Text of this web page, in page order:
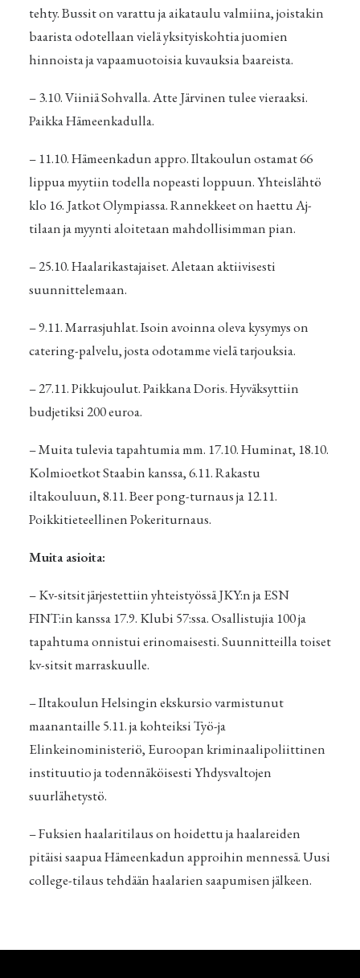
tehty. Bussit on varattu ja aikataulu valmiina, joistakin
baarista odotellaan vielä yksityiskohtia juomien
hinnoista ja vapaamuotoisia kuvauksia baareista.
– 3.10. Viiniä Sohvalla. Atte Järvinen tulee vieraaksi.
Paikka Hämeenkadulla.
– 11.10. Hämeenkadun appro. Iltakoulun ostamat 66
lippua myytiin todella nopeasti loppuun. Yhteislähtö
klo 16. Jatkot Olympiassa. Rannekkeet on haettu Aj-
tilaan ja myynti aloitetaan mahdollisimman pian.
– 25.10. Haalarikastajaiset. Aletaan aktiivisesti
suunnittelemaan.
– 9.11. Marrasjuhlat. Isoin avoinna oleva kysymys on
catering-palvelu, josta odotamme vielä tarjouksia.
– 27.11. Pikkujoulut. Paikkana Doris. Hyväksyttiin
budjetiksi 200 euroa.
– Muita tulevia tapahtumia mm. 17.10. Huminat, 18.10.
Kolmioetkot Staabin kanssa, 6.11. Rakastu
iltakouluun, 8.11. Beer pong-turnaus ja 12.11.
Poikkitieteellinen Pokeriturnaus.
Muita asioita:
– Kv-sitsit järjestettiin yhteistyössä JKY:n ja ESN
FINT:in kanssa 17.9. Klubi 57:ssa. Osallistujia 100 ja
tapahtuma onnistui erinomaisesti. Suunnitteilla toiset
kv-sitsit marraskuulle.
– Iltakoulun Helsingin ekskursio varmistunut
maanantaille 5.11. ja kohteiksi Työ-ja
Elinkeinoministeriö, Euroopan kriminaalipoliittinen
instituutio ja todennäköisesti Yhdysvaltojen
suurlähetystö.
– Fuksien haalaritilaus on hoidettu ja haalareiden
pitäisi saapua Hämeenkadun approihin mennessä. Uusi
college-tilaus tehdään haalarien saapumisen jälkeen.